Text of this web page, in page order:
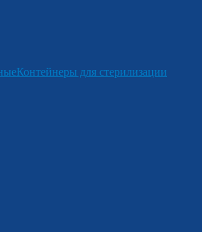
Контейнеры для стерилизации